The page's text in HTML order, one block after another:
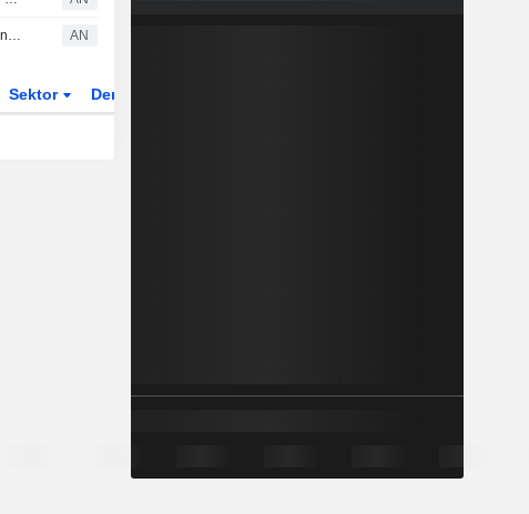
MIB steigt dank STM; Ferrari hebt die Prognose an AN
Sektor Derivate